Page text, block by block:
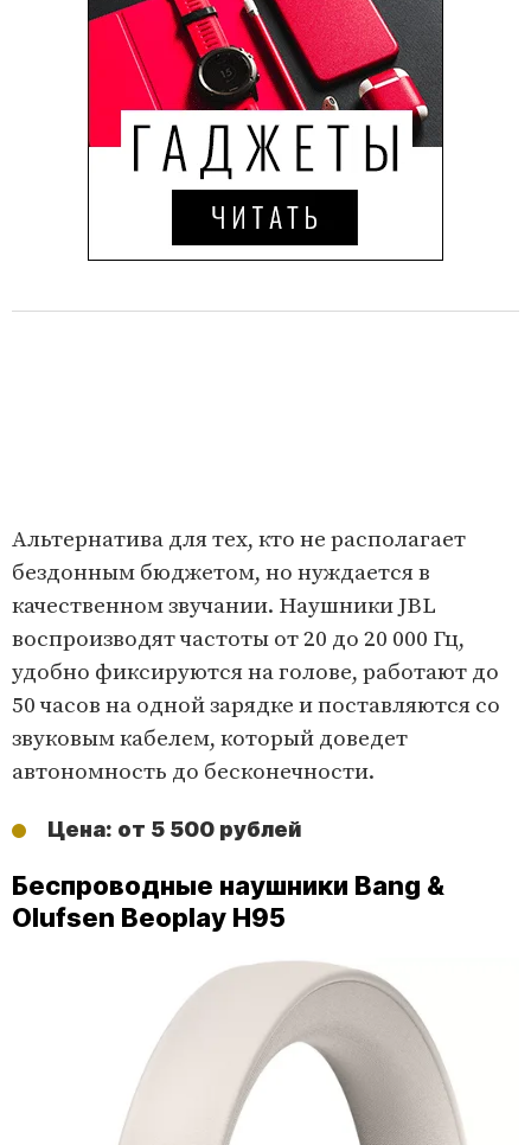
Альтернатива для тех, кто не располагает
бездонным бюджетом, но нуждается в
качественном звучании. Наушники JBL
воспроизводят частоты от 20 до 20 000 Гц,
удобно фиксируются на голове, работают до
50 часов на одной зарядке и поставляются со
звуковым кабелем, который доведет
автономность до бесконечности.
Цена: от 5 500 рублей
Беспроводные наушники Bang &
Olufsen Beoplay H95